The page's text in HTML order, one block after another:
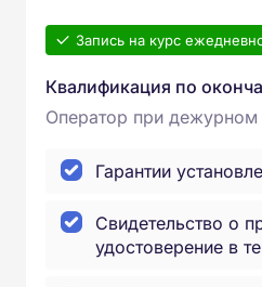
Запись на курс
Квалификация по
Оператор при дежурном
Гарантии
Свидетельство о
удостоверение в